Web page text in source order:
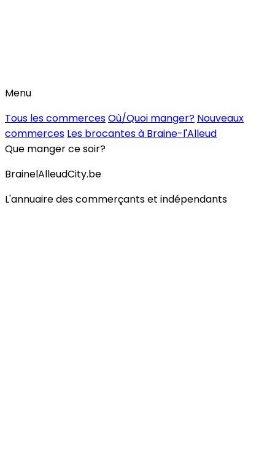
Menu
Tous les commercesOù/Quoi manger? Nouveaux
commerces Les brocantes à Braine-l'Alleud
Que manger ce soir?
BrainelAlleudCity.be
L'annuaire des commerçants et indépendants